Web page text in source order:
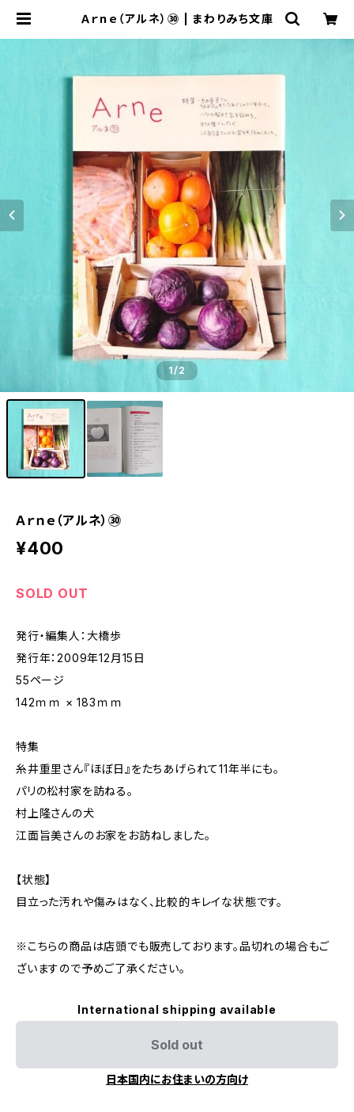
Ａｒｎｅ（アルネ）㉚ | まわりみち文庫
1/2
Ａｒｎｅ（アルネ）㉚
¥400
SOLD OUT
発行・編集人：大橋歩
発行年：2009年12月15日
55ページ
142ｍｍ × 183ｍｍ
特集
糸井重里さん『ほぼ日』をたちあげられて11年半にも。
パリの松村家を訪ねる。
村上隆さんの犬
江面旨美さんのお家をお訪ねしました。
【状態】
目立った汚れや傷みはなく、比較的キレイな状態です。
※こちらの商品は店頭でも販売しております。品切れの場合もご
ざいますので予めご了承ください。
International shipping available
Sold out
日本国内にお住まいの方向け